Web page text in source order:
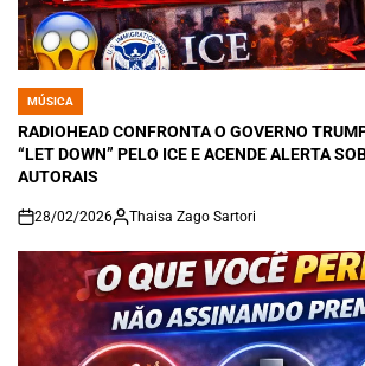
POSTED
IN
MÚSICA
RADIOHEAD CONFRONTA O GOVERNO
“LET DOWN” PELO ICE E ACENDE ALERTA
AUTORAIS
on
28/02/2026 Thaisa Zago Sartori